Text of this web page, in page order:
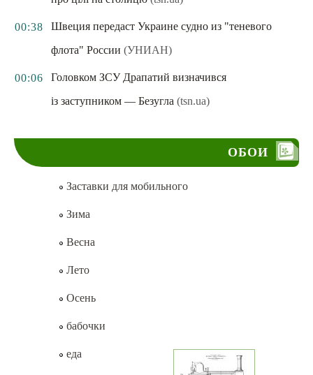
00:38
Швеция передаст Украине судно из "теневого
флота" России (УНИАН)
00:06
Головком ЗСУ Драпатий визначився
із заступником — Безугла (tsn.ua)
ОБОИ
Заставки для мобильного
Зима
Весна
Лето
Осень
бабочки
еда